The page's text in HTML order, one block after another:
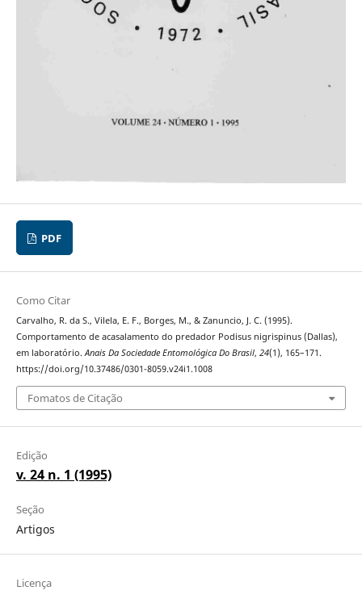
PDF
Como Citar
Carvalho, R. da S., Vilela, E. F., Borges, M., & Zanuncio, J. C. (1995).
Comportamento de acasalamento do predador Podisus nigrispinus (Dallas),
em laboratório.Anais Da Sociedade Entomológica Do Brasil, 24(1), 165–171.
https://doi.org/10.37486/0301-8059.v24i1.1008
Fomatos de Citação
Edição
v. 24 n. 1 (1995)
Seção
Artigos
Licença